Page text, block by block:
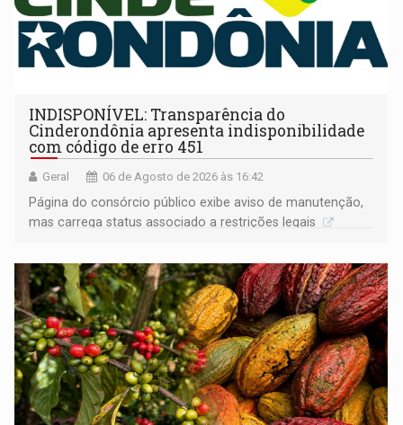
INDISPONÍVEL: Transparência do
Cinderondônia apresenta indisponibilidade
com código de erro 451
Geral 06 de Agosto de 2026 às 16:42
Página do consórcio público exibe aviso de manutenção,
mas carrega status associado a restrições legais